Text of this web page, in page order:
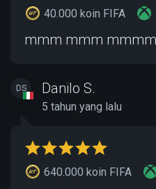
40.000 koin FIFA
mmm mmm mmmm
DS Danilo S.
5 tahun yang lalu
640.000 koin FIFA